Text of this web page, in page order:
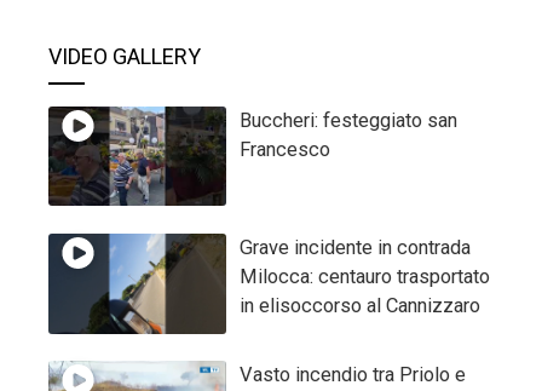
VIDEO GALLERY
Buccheri: festeggiato san
Francesco
Grave incidente in contrada
Milocca: centauro trasportato
in elisoccorso al Cannizzaro
Vasto incendio tra Priolo e